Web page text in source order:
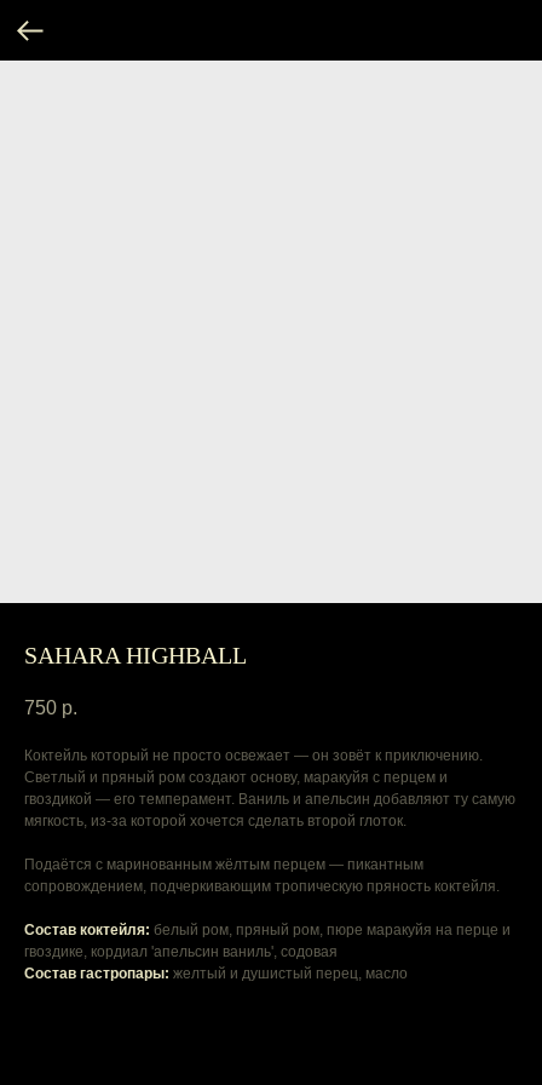
SAHARA HIGHBALL
750 р.
Коктейль который не просто освежает — он зовёт к приключению.
Светлый и пряный ром создают основу, маракуйя с перцем и
гвоздикой — его темперамент. Ваниль и апельсин добавляют ту самую
мягкость, из-за которой хочется сделать второй глоток.
Подаётся с маринованным жёлтым перцем — пикантным
сопровождением, подчеркивающим тропическую пряность коктейля.
Cостав коктейля: белый ром, пряный ром, пюре маракуйя на перце и
гвоздике, кордиал 'апельсин ваниль', содовая
Cостав гастропары: желтый и душистый перец, масло